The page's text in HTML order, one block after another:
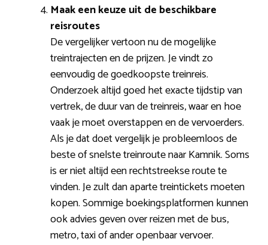
Maak een keuze uit de beschikbare
reisroutes
De vergelijker vertoon nu de mogelijke
treintrajecten en de prijzen. Je vindt zo
eenvoudig de goedkoopste treinreis.
Onderzoek altijd goed het exacte tijdstip van
vertrek, de duur van de treinreis, waar en hoe
vaak je moet overstappen en de vervoerders.
Als je dat doet vergelijk je probleemloos de
beste of snelste treinroute naar Kamnik. Soms
is er niet altijd een rechtstreekse route te
vinden. Je zult dan aparte treintickets moeten
kopen. Sommige boekingsplatformen kunnen
ook advies geven over reizen met de bus,
metro, taxi of ander openbaar vervoer.